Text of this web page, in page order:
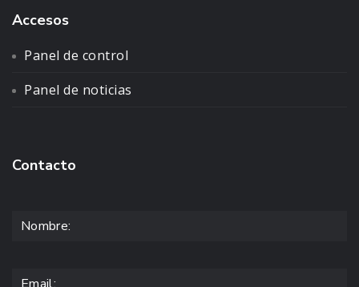
Accesos
Panel de control
Panel de noticias
Contacto